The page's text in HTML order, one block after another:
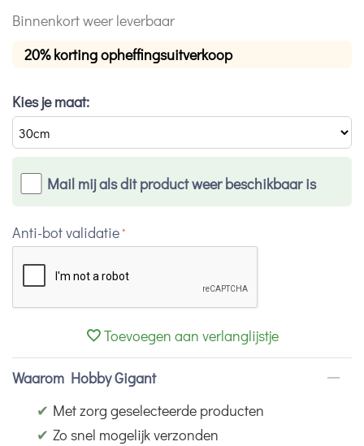
Binnenkort weer leverbaar
20% korting opheffingsuitverkoop
Kies je maat:
Mail mij als dit product weer beschikbaar is
Anti-bot validatie
Toevoegen aan verlanglijstje
Waarom Hobby Gigant
✔ Met zorg geselecteerde producten
✔ Zo snel mogelijk verzonden